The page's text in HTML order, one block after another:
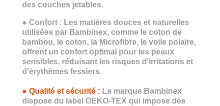
des couches jetables.
● Confort : Les matières douces et naturelles
utilisées par Bambinex, comme le coton de
bambou, le coton, la Microfibre, le voile polaire,
offrent un confort optimal pour les peaux
sensibles, réduisant les risques d'irritations et
d'érythèmes fessiers.
● Qualité et sécurité : La marque Bambinex
dispose du label OEKO-TEX qui impose des